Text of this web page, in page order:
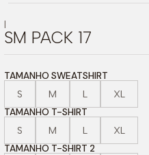
|
SM PACK 17
TAMANHO SWEATSHIRT
S M L XL
TAMANHO T-SHIRT
S M L XL
TAMANHO T-SHIRT 2